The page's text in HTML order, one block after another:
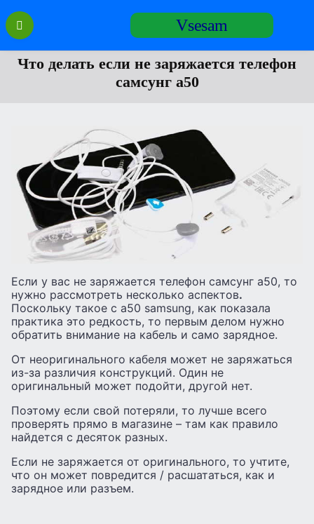
Перейти
содержанию
Vsesam
Что делать если не заряжается телефон
самсунг а50
Если у вас не заряжается телефон самсунг а50, то
нужно рассмотреть несколько аспектов.
Поскольку такое с а50 samsung, как показала
практика это редкость, то первым делом нужно
обратить внимание на кабель и само зарядное.
От неоригинального кабеля может не заряжаться
из-за различия конструкций. Один не
оригинальный может подойти, другой нет.
Поэтому если свой потеряли, то лучше всего
проверять прямо в магазине – там как правило
найдется с десяток разных.
Если не заряжается от оригинального, то учтите,
что он может повредится / расшататься, как и
зарядное или разъем.